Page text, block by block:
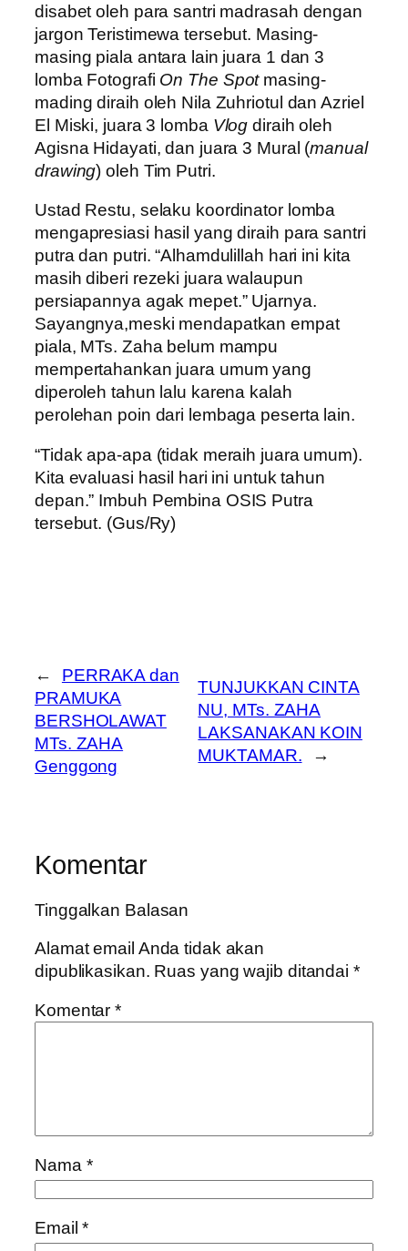
disabet oleh para santri madrasah dengan
jargon Teristimewa tersebut. Masing-
masing piala antara lain juara 1 dan 3
lomba Fotografi On The Spot masing-
mading diraih oleh Nila Zuhriotul dan Azriel
El Miski, juara 3 lomba Vlog diraih oleh
Agisna Hidayati, dan juara 3 Mural (manual
drawing) oleh Tim Putri.
Ustad Restu, selaku koordinator lomba
mengapresiasi hasil yang diraih para santri
putra dan putri. “Alhamdulillah hari ini kita
masih diberi rezeki juara walaupun
persiapannya agak mepet.” Ujarnya.
Sayangnya,meski mendapatkan empat
piala, MTs. Zaha belum mampu
mempertahankan juara umum yang
diperoleh tahun lalu karena kalah
perolehan poin dari lembaga peserta lain.
“Tidak apa-apa (tidak meraih juara umum).
Kita evaluasi hasil hari ini untuk tahun
depan.” Imbuh Pembina OSIS Putra
tersebut. (Gus/Ry)
←
PERRAKA dan
PRAMUKA
BERSHOLAWAT
MTs. ZAHA
Genggong
TUNJUKKAN CINTA
NU, MTs. ZAHA
LAKSANAKAN KOIN
MUKTAMAR.
→
Komentar
Tinggalkan Balasan
Alamat email Anda tidak akan
dipublikasikan. Ruas yang wajib ditandai *
Komentar*
Nama *
Email*